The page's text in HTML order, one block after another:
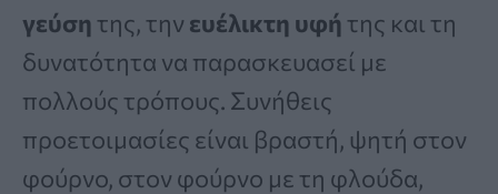
γεύση της, την ευέλικτη υφή της και τη
δυνατότητα να παρασκευασεί με
πολλούς τρόπους. Συνήθεις
προετοιμασίες είναι βραστή, ψητή στον
φούρνο, στον φούρνο με τη φλούδα,